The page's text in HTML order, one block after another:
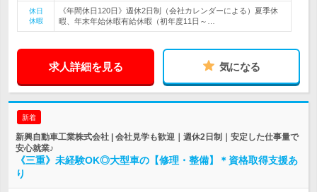
休日
休暇
《年間休日120日》週休2日制（会社カレンダーによる）夏季休
暇、年末年始休暇有給休暇（初年度11日～…
求人詳細を見る 気になる
新着
新興自動車工業株式会社 | 会社見学も歓迎｜週休2日制｜安定した仕事量で
安心就業♪
《三重》未経験OK◎大型車の【修理・整備】＊資格取得支援あ
り